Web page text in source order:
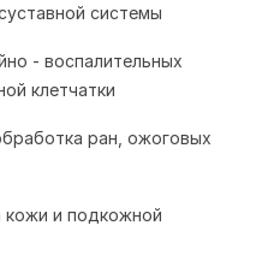
системы
- воспалительных
клетчатки
ран, ожоговых
кожи и подкожной